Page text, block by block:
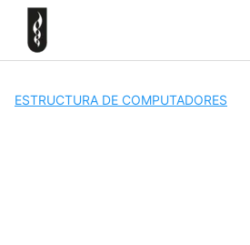
Skip
content
ESTRUCTURA DE COMPUTADORES